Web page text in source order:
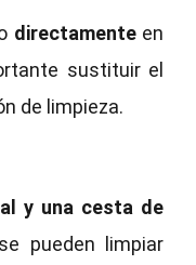
directamente en
sustituir el
de limpieza.
y una cesta de
pueden limpiar